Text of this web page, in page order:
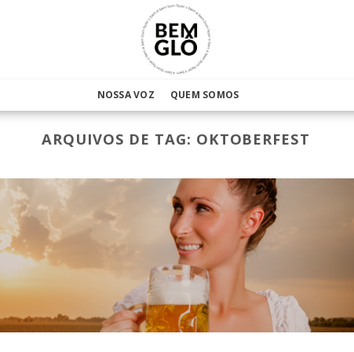
NOSSA VOZ QUEM SOMOS
ARQUIVOS DE TAG: OKTOBERFEST